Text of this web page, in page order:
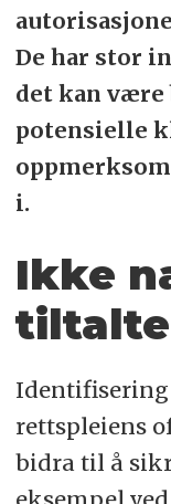
De har stor
det kan
potensielle
i.
Ikke
tiltalte
Identifisering
rettspleiens
bidra til å